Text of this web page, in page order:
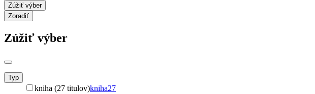
Zúžiť výber
Zoradiť
Zúžiť výber
Typ
kniha (27 titulov)kniha27